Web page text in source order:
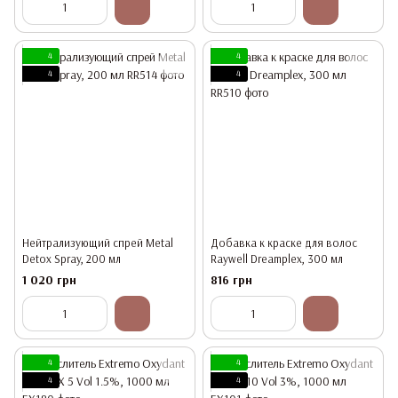
4
4
Нейтрализующий спрей Metal
Detox Spray, 200 мл
1 020 грн
4
4
Добавка к краске для волос
Raywell Dreamplex, 300 мл
816 грн
4
4
4
4